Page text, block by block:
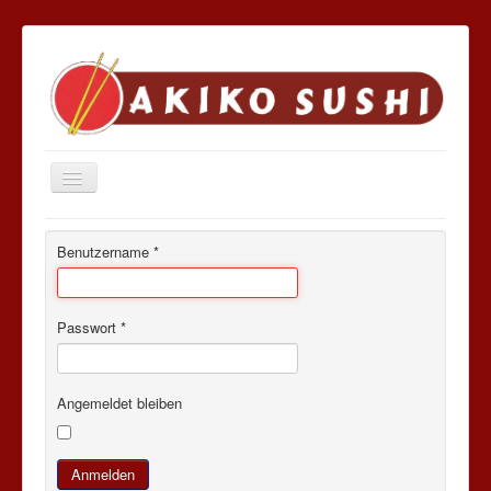
Navigation
Start
Menüs
Speisekarte
Allergenliste
Online Bestellen
Benutzername *
Passwort *
Angemeldet bleiben
Anmelden